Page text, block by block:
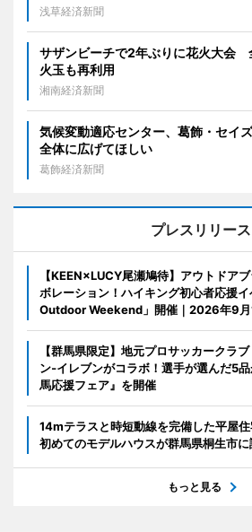
浅草経済新聞
サザンビーチで2年ぶりに花火大会
火玉も再利用
湘南経済新聞
気候変動適応センター、葛飾・セイ
全体に広げてほしい
葛飾経済新聞
プレスリリース
【KEEN×LUCY尾瀬鳩待】アウトドア
ボレーション！ハイキング初心者応援
Outdoor Weekend」開催｜2026年9月
【群馬県限定】地元プロサッカークラ
ン‐イレブンがコラボ！選手が選んだ5
馬応援フェア』を開催
14mテラスと時短動線を完備した平屋
初めてのモデルハウスが群馬県桐生市に
もっと見る